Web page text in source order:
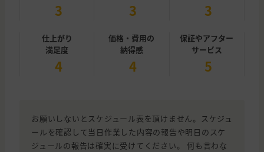
3 3 3
仕上がり
満足度
4
価格・費用の
納得感
4
保証やアフター
サービス
5
お願いしないとスケジュール表を頂けません。スケジュ
ールを確認して当日作業した内容の報告や明日のスケ
ジュールの報告は確実に受けてください。 何も言わな